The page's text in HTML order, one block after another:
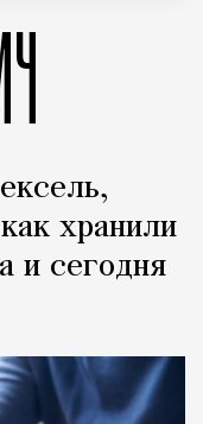
хранили
и сегодня